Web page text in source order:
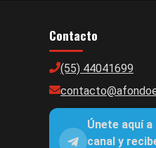
Contacto
(55) 44041699
Únete aquí
canal y